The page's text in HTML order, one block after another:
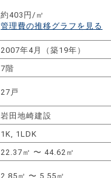
約403円/㎡
管理費の推移グラフを見る
2007年4月（築19年）
7階
27戸
岩田地崎建設
1K, 1LDK
22.37㎡ 〜 44.62㎡
2.85㎡ 〜 5.55㎡